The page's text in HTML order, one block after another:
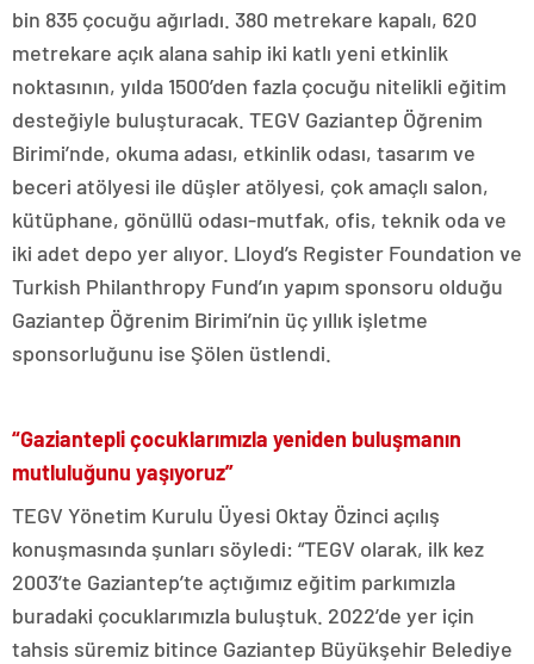
bin 835 çocuğu ağırladı. 380 metrekare kapalı, 620
metrekare açık alana sahip iki katlı yeni etkinlik
noktasının, yılda 1500’den fazla çocuğu nitelikli eğitim
desteğiyle buluşturacak. TEGV Gaziantep Öğrenim
Birimi’nde, okuma adası, etkinlik odası, tasarım ve
beceri atölyesi ile düşler atölyesi, çok amaçlı salon,
kütüphane, gönüllü odası-mutfak, ofis, teknik oda ve
iki adet depo yer alıyor. Lloyd’s Register Foundation ve
Turkish Philanthropy Fund’ın yapım sponsoru olduğu
Gaziantep Öğrenim Birimi’nin üç yıllık işletme
sponsorluğunu ise Şölen üstlendi.
“Gaziantepli çocuklarımızla yeniden buluşmanın
mutluluğunu yaşıyoruz”
TEGV Yönetim Kurulu Üyesi Oktay Özinci açılış
konuşmasında şunları söyledi: “TEGV olarak, ilk kez
2003’te Gaziantep’te açtığımız eğitim parkımızla
buradaki çocuklarımızla buluştuk. 2022’de yer için
tahsis süremiz bitince Gaziantep Büyükşehir Belediye